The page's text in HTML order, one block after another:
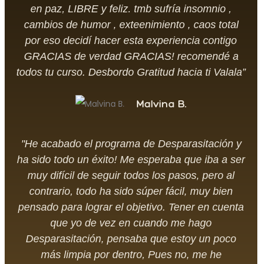
en paz, LIBRE y feliz. tmb sufría insomnio ,
cambios de humor , exteenimiento , caos total
por eso decidí hacer esta experiencia contigo
GRACIAS de verdad GRACIAS! recomendé a
todos tu curso. Desbordo Gratitud hacia ti Valala”
Malvina B.
"He acabado el programa de Desparasitación y
ha sido todo un éxito! Me esperaba que iba a ser
muy difícil de seguir todos los pasos, pero al
contrario, todo ha sido súper fácil, muy bien
pensado para lograr el objetivo. Tener en cuenta
que yo de vez en cuando me hago
Desparasitación, pensaba que estoy un poco
más limpia por dentro, Pues no, me he